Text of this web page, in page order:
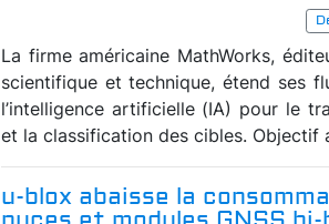
La firme américaine MathWorks,
scientifique et technique, étend ses
l’intelligence artificielle (IA) pour le
et la classification des cibles. Objectif
u-blox abaisse la